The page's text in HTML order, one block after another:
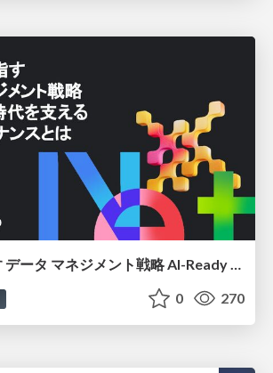
freee が目指す データ マネジメント戦略 AI-Ready 時代を支える 攻めのガバナンスとは
0 270